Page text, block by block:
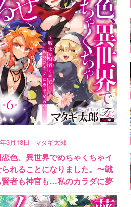
3月18日 マタギ太郎
色、異世界でめちゃくちゃイ
られることになりました。〜戦
賢者も神官も…私のカラダに夢
!?〜 第6話